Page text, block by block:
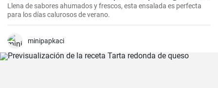
Llena de sabores ahumados y frescos, esta ensalada es perfecta
para los días calurosos de verano.
minipapkaci